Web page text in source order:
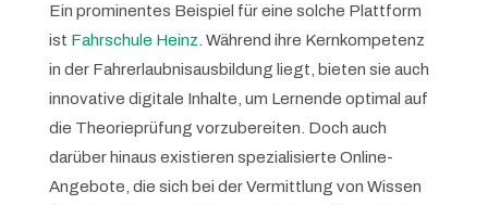
Ein prominentes Beispiel für eine solche Plattform
ist Fahrschule Heinz . Während ihre Kernkompetenz
in der Fahrerlaubnisausbildung liegt, bieten sie auch
innovative digitale Inhalte, um Lernende optimal auf
die Theorieprüfung vorzubereiten. Doch auch
darüber hinaus existieren spezialisierte Online-
Angebote, die sich bei der Vermittlung von Wissen